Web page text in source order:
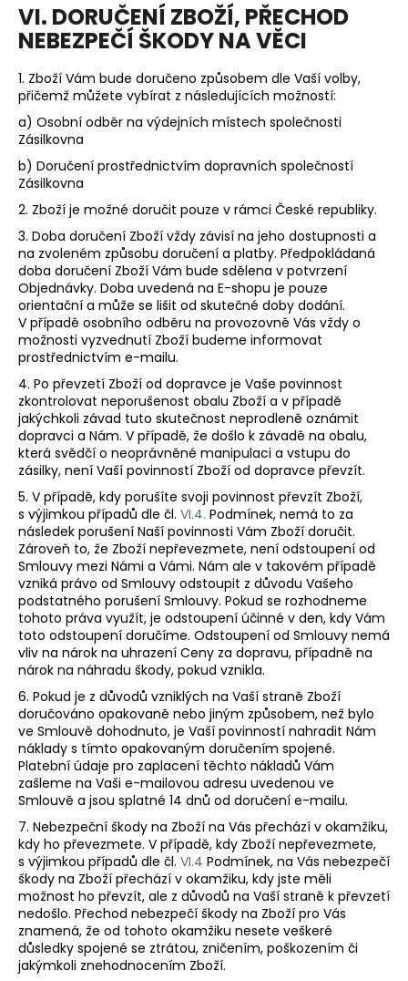
VI. DORUČENÍ ZBOŽÍ, PŘECHOD
NEBEZPEČÍ ŠKODY NA VĚCI
1. Zboží Vám bude doručeno způsobem dle Vaší volby,
přičemž můžete vybírat z následujících možností:
a) Osobní odběr na výdejních místech společnosti
Zásilkovna
b) Doručení prostřednictvím dopravních společností
Zásilkovna
2. Zboží je možné doručit pouze v rámci České republiky.
3. Doba doručení Zboží vždy závisí na jeho dostupnosti a
na zvoleném způsobu doručení a platby. Předpokládaná
doba doručení Zboží Vám bude sdělena v potvrzení
Objednávky. Doba uvedená na E-shopu je pouze
orientační a může se lišit od skutečné doby dodání.
V případě osobního odběru na provozovně Vás vždy o
možnosti vyzvednutí Zboží budeme informovat
prostřednictvím e-mailu.
4. Po převzetí Zboží od dopravce je Vaše povinnost
zkontrolovat neporušenost obalu Zboží a v případě
jakýchkoli závad tuto skutečnost neprodleně oznámit
dopravci a Nám. V případě, že došlo k závadě na obalu,
která svědčí o neoprávněné manipulaci a vstupu do
zásilky, není Vaší povinností Zboží od dopravce převzít.
5. V případě, kdy porušíte svoji povinnost převzít Zboží,
s výjimkou případů dle čl. VI.4. Podmínek, nemá to za
následek porušení Naší povinnosti Vám Zboží doručit.
Zároveň to, že Zboží nepřevezmete, není odstoupení od
Smlouvy mezi Námi a Vámi. Nám ale v takovém případě
vzniká právo od Smlouvy odstoupit z důvodu Vašeho
podstatného porušení Smlouvy. Pokud se rozhodneme
tohoto práva využít, je odstoupení účinné v den, kdy Vám
toto odstoupení doručíme. Odstoupení od Smlouvy nemá
vliv na nárok na uhrazení Ceny za dopravu, případně na
nárok na náhradu škody, pokud vznikla.
6. Pokud je z důvodů vzniklých na Vaší straně Zboží
doručováno opakovaně nebo jiným způsobem, než bylo
ve Smlouvě dohodnuto, je Vaší povinností nahradit Nám
náklady s tímto opakovaným doručením spojené.
Platební údaje pro zaplacení těchto nákladů Vám
zašleme na Vaši e-mailovou adresu uvedenou ve
Smlouvě a jsou splatné 14 dnů od doručení e-mailu.
7. Nebezpeční škody na Zboží na Vás přechází v okamžiku,
kdy ho převezmete. V případě, kdy Zboží nepřevezmete,
s výjimkou případů dle čl. VI.4 Podmínek, na Vás nebezpečí
škody na Zboží přechází v okamžiku, kdy jste měli
možnost ho převzít, ale z důvodů na Vaší straně k převzetí
nedošlo. Přechod nebezpečí škody na Zboží pro Vás
znamená, že od tohoto okamžiku nesete veškeré
důsledky spojené se ztrátou, zničením, poškozením či
jakýmkoli znehodnocením Zboží.